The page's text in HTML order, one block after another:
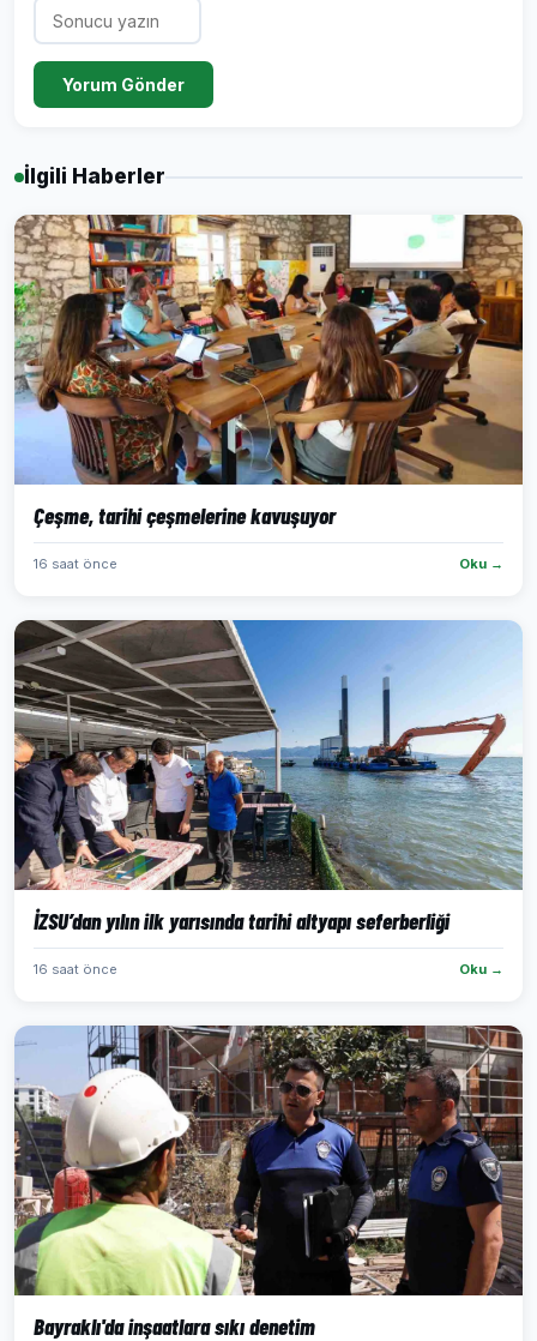
Yorum Gönder
İlgili Haberler
Çeşme, tarihi çeşmelerine kavuşuyor
16 saat önce Oku →
İZSU’dan yılın ilk yarısında tarihi altyapı seferberliği
16 saat önce Oku →
Bayraklı'da inşaatlara sıkı denetim